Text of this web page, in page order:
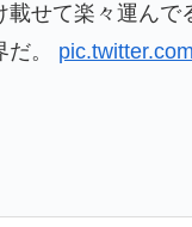
せて楽々運んで
だ。